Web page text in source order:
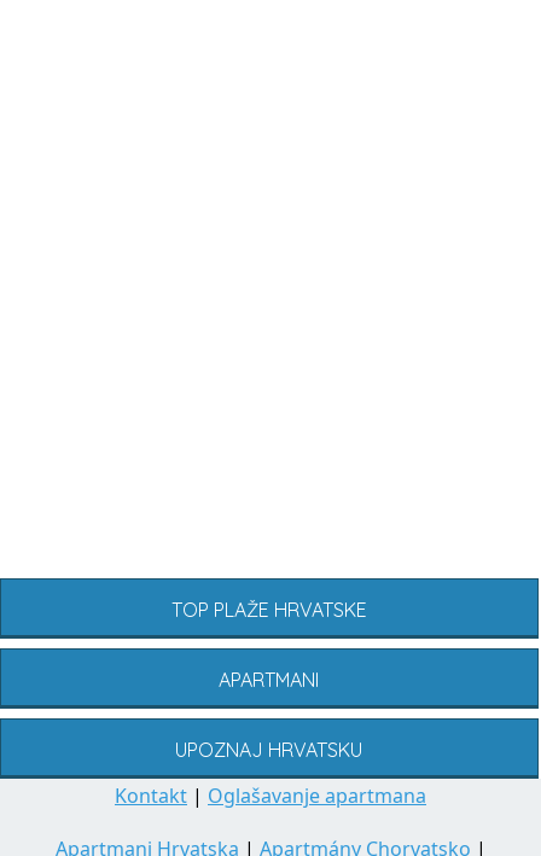
TOP PLAŽE HRVATSKE
APARTMANI
UPOZNAJ HRVATSKU
Kontakt | Oglašavanje apartmana
Apartmani Hrvatska | Apartmány Chorvatsko |